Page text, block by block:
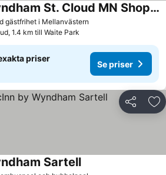
gästfrihet i Mellanvästern
AmericInn by Wyndham St. Cloud MN Shopping Area
1.4 km till Waite Park
priser
Se priser
Dela
Sartell